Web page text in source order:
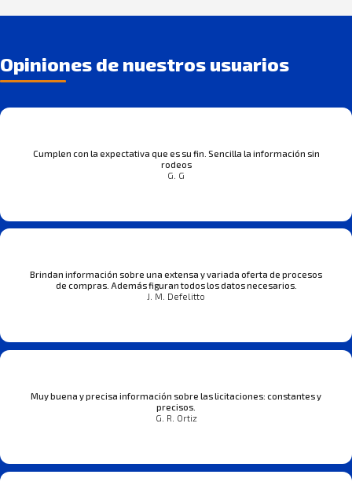
Opiniones de nuestros usuarios
Cumplen con la expectativa que es su fin. Sencilla la información sin
rodeos
G. G
Brindan información sobre una extensa y variada oferta de procesos
de compras. Además figuran todos los datos necesarios.
J. M. Defelitto
Muy buena y precisa información sobre las licitaciones: constantes y
precisos.
G. R. Ortiz